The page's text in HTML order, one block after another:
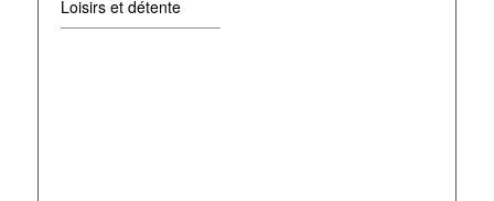
Loisirs et détente